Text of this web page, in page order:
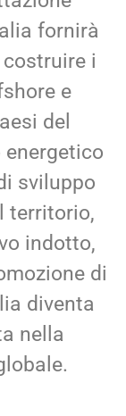
fornirà
i
e
del
energetico
sviluppo
territorio,
indotto,
di
diventa
nella